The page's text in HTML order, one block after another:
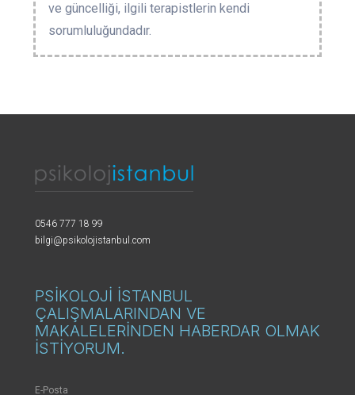
ve güncelliği, ilgili terapistlerin kendi
sorumluluğundadır.
0546 777 18 99
bilgi@psikolojistanbul.com
PSİKOLOJİ İSTANBUL
ÇALIŞMALARINDAN VE
MAKALELERİNDEN HABERDAR OLMAK
İSTİYORUM.
E-Posta